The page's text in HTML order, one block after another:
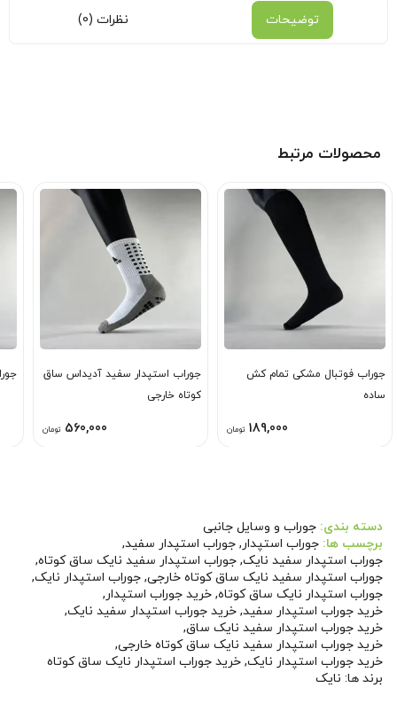
توضیحات نظرات (0)
محصولات مرتبط
جوراب فوتبال مشکی تمام کش
ساده
189,000 تومان
جوراب استپدار سفید آدیداس ساق
کوتاه خارجی
560,000 تومان
دسته بندی: جوراب و وسایل جانبی
برچسب ها: جوراب استپدار, جوراب استپدار سفید,
جوراب استپدار سفید نایک, جوراب استپدار سفید نایک ساق کوتاه,
جوراب استپدار سفید نایک ساق کوتاه خارجی, جوراب استپدار نایک,
جوراب استپدار نایک ساق کوتاه, خرید جوراب استپدار,
خرید جوراب استپدار سفید, خرید جوراب استپدار سفید نایک,
خرید جوراب استپدار سفید نایک ساق,
خرید جوراب استپدار سفید نایک ساق کوتاه خارجی,
خرید جوراب استپدار نایک, خرید جوراب استپدار نایک ساق کوتاه
برند ها: نایک